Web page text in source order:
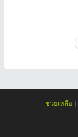
ช่วยเหลือ